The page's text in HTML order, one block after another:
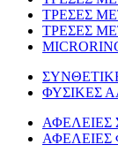
ΤΡΕΣΕΣ
ΤΡΕΣΕΣ
ΦΥΣΙΚΕΣ
ΑΦΕΛΕΙΕΣ
ΑΦΕΛΕΙΕΣ